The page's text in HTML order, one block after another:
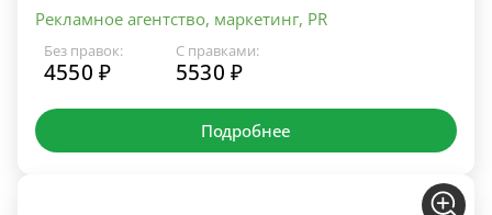
Рекламное агентство, маркетинг, PR
Без правок:
4550 ₽
С правками:
5530 ₽
Подробнее